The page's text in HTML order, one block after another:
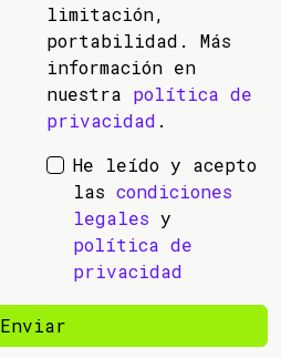
limitación,
portabilidad. Más
información en
nuestra política de
privacidad .
He leído y acepto
las condiciones
legales y
política de
privacidad
Enviar